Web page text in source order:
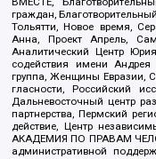
граждан,
Тольятти, Новое время,
Анна, Проект Апрель,
Аналитический Центр
содействия имени
группа, Женщины Евразии,
гласности, Российский
Дальневосточный центр
партнерства, Пермский
действие, Центр
АКАДЕМИЯ ПО ПРАВАМ
административной